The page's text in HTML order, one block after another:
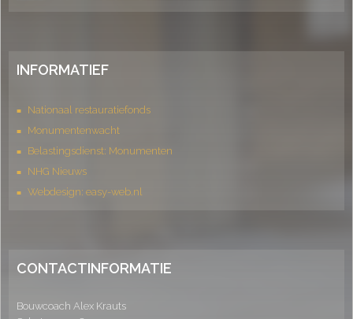
INFORMATIEF
Nationaal restauratiefonds
Monumentenwacht
Belastingsdienst: Monumenten
NHG Nieuws
Webdesign: easy-web.nl
CONTACTINFORMATIE
Bouwcoach Alex Krauts